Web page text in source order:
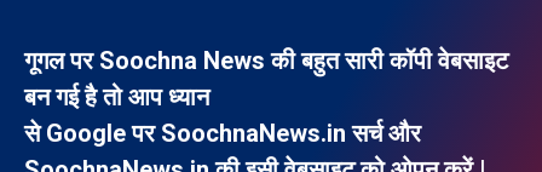
गूगल पर Soochna News की बहुत सारी कॉपी वेबसाइट
बन गई है तो आप ध्यान
से Google पर SoochnaNews.in सर्च और